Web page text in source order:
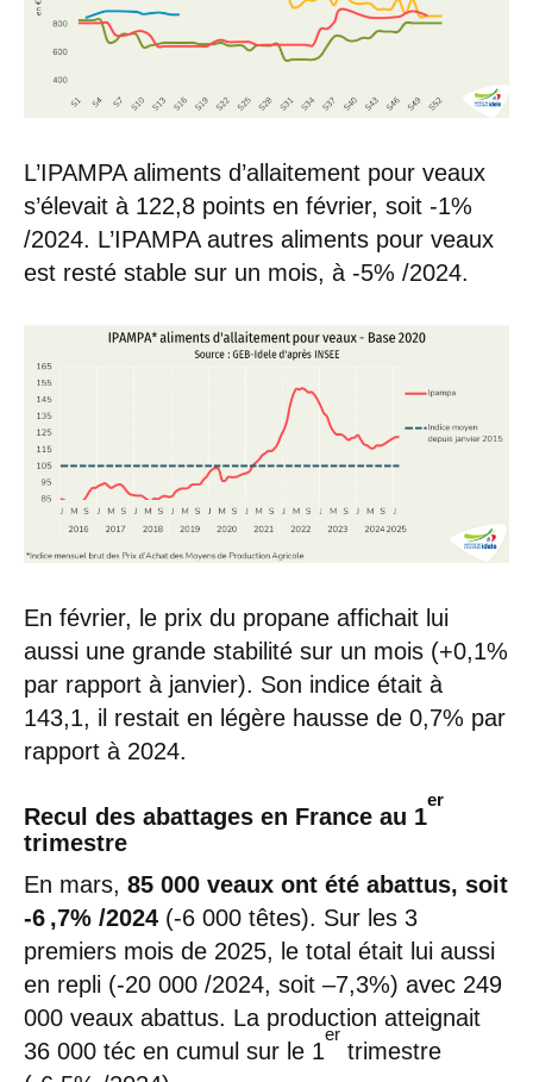
L’IPAMPA aliments d’allaitement pour veaux
s’élevait à 122,8 points en février, soit -1%
/2024. L’IPAMPA autres aliments pour veaux
est resté stable sur un mois, à -5% /2024.
En février, le prix du propane affichait lui
aussi une grande stabilité sur un mois (+0,1%
par rapport à janvier). Son indice était à
143,1, il restait en légère hausse de 0,7% par
rapport à 2024.
Recul des abattages en France au 1
er
trimestre
En mars, 85 000 veaux ont été abattus, soit
-6 ,7% /2024 (-6 000 têtes). Sur les 3
premiers mois de 2025, le total était lui aussi
en repli (-20 000 /2024, soit –7,3%) avec 249
000 veaux abattus. La production atteignait
36 000 téc en cumul sur le 1
er
trimestre